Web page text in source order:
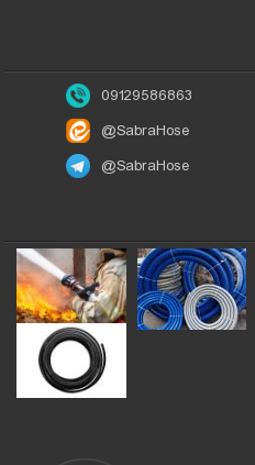
09129586863
@SabraHose
@SabraHose